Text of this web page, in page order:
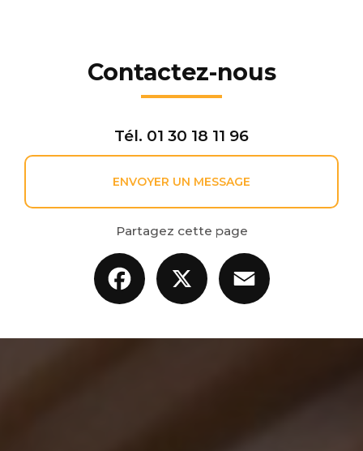
Contactez-nous
Tél. 01 30 18 11 96
ENVOYER UN MESSAGE
Partagez cette page
Facebook